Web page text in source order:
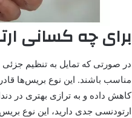
برای چه کسانی
در صورتی که تمایل به تنظیم
مناسب باشند. این نوع بریس‌ها
کاهش داده و به ترازی بهتری در
ارتودنسی جدی دارید، این نوع